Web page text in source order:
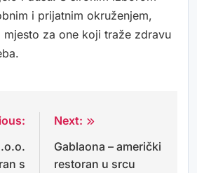
i prijatnim okruženjem,
mjesto za one koji traže zdravu
s
Next:
Gablaona – američki
restoran u srcu